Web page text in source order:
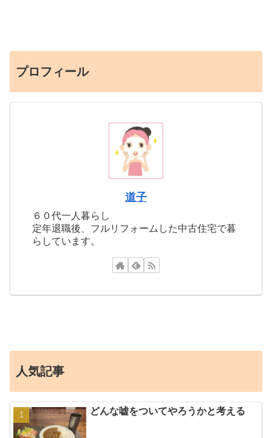
プロフィール
道子
６０代一人暮らし
定年退職後、フルリフォームした中古住宅で暮
らしています。
人気記事
どんな嘘をついてやろうかと考える